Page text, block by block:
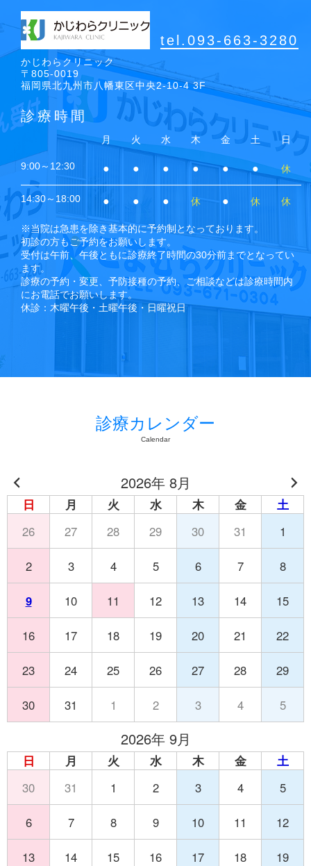
tel.093-663-3280
かじわらクリニック
〒805-0019
福岡県北九州市八幡東区中央2-10-4 3F
診療時間
月 火 水 木 金 土 日
9:00～12:30 ● ● ● ● ● ● 休
14:30～18:00 ● ● ● 休 ● 休 休
※当院は急患を除き基本的に予約制となっております。
初診の方もご予約をお願いします。
受付は午前、午後ともに診療終了時間の30分前までとなってい
ます。
診療の予約・変更、予防接種の予約、ご相談などは診療時間内
にお電話でお願いします。
休診：木曜午後・土曜午後・日曜祝日
診療カレンダー
Calendar
2026年 8月
日 月 火 水 木 金
土
26
27 28 29 30 31 1
2 3 4 5 6 7 8
9 10 11 12 13 14 15
16 17 18 19 20 21 22
23 24 25 26 27 28 29
30 31 1 2 3 4 5
2026年 9月
日 月 火 水 木 金
土
30
31 1 2 3 4 5
6 7 8 9 10 11 12
13 14 15 16 17 18 19